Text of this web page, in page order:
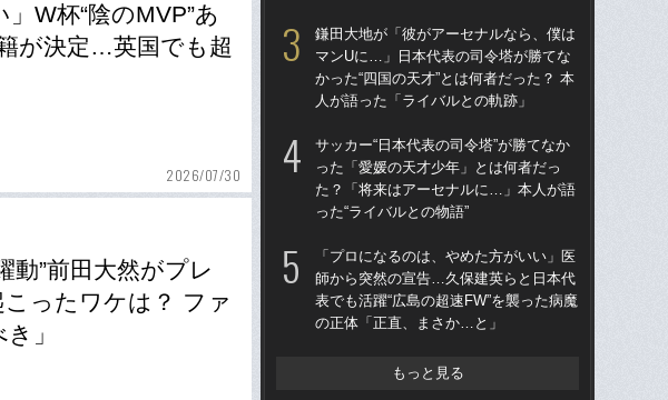
W杯“陰のMVP”あ
が決定…英国でも超
2026/07/30
動”前田大然がプレ
ったワケは？ ファ
」
鎌田大地が「彼がアーセナルなら、僕は
マンUに…」日本代表の司令塔が勝てな
かった“四国の天才”とは何者だった？ 本
人が語った「ライバルとの軌跡」
サッカー“日本代表の司令塔”が勝てなか
った「愛媛の天才少年」とは何者だっ
た？「将来はアーセナルに…」本人が語
った“ライバルとの物語”
「プロになるのは、やめた方がいい」医
師から突然の宣告…久保建英らと日本代
表でも活躍“広島の超速FW”を襲った病魔
の正体「正直、まさか…と」
もっと見る